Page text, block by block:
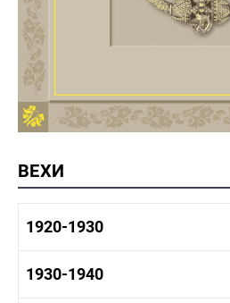
ВЕХИ
1920-1930
1920-1930 история
1930-1940